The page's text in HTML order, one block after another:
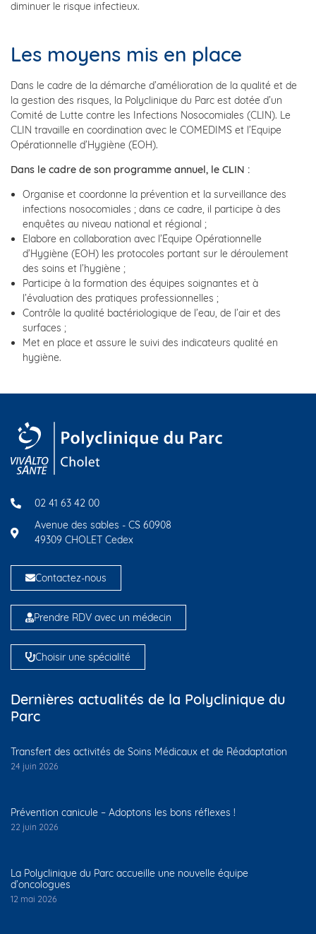
diminuer le risque infectieux.
Les moyens mis en place
Dans le cadre de la démarche d’amélioration de la qualité et de
la gestion des risques, la Polyclinique du Parc est dotée d’un
Comité de Lutte contre les Infections Nosocomiales (CLIN). Le
CLIN travaille en coordination avec le COMEDIMS et l’Equipe
Opérationnelle d’Hygiène (EOH).
Dans le cadre de son programme annuel, le CLIN :
Organise et coordonne la prévention et la surveillance des
infections nosocomiales ; dans ce cadre, il participe à des
enquêtes au niveau national et régional ;
Elabore en collaboration avec l’Équipe Opérationnelle
d’Hygiène (EOH) les protocoles portant sur le déroulement
des soins et l’hygiène ;
Participe à la formation des équipes soignantes et à
l’évaluation des pratiques professionnelles ;
Contrôle la qualité bactériologique de l’eau, de l’air et des
surfaces ;
Met en place et assure le suivi des indicateurs qualité en
hygiène.
02 41 63 42 00
Avenue des sables - CS 60908
49309 CHOLET Cedex
Contactez-nous
Prendre RDV avec un médecin
Choisir une spécialité
Dernières actualités de la Polyclinique du
Parc
Transfert des activités de Soins Médicaux et de Réadaptation
24 juin 2026
Prévention canicule – Adoptons les bons réflexes !
22 juin 2026
La Polyclinique du Parc accueille une nouvelle équipe
d’oncologues
12 mai 2026